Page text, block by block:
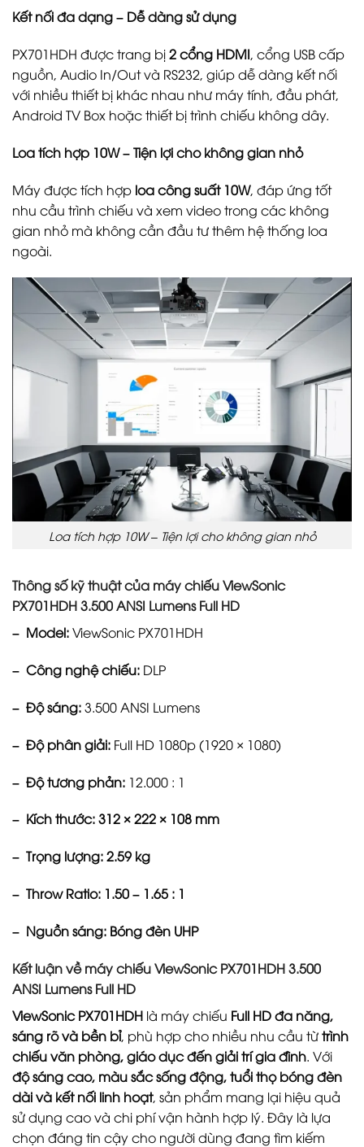
Kết nối đa dạng – Dễ dàng sử dụng
PX701HDH được trang bị2 cổng HDMI, cổng USB cấp
nguồn, Audio In/Out và RS232, giúp dễ dàng kết nối
với nhiều thiết bị khác nhau như máy tính, đầu phát,
Android TV Box hoặc thiết bị trình chiếu không dây.
Loa tích hợp 10W – Tiện lợi cho không gian nhỏ
Máy được tích hợp loa công suất 10W, đáp ứng tốt
nhu cầu trình chiếu và xem video trong các không
gian nhỏ mà không cần đầu tư thêm hệ thống loa
ngoài.
Loa tích hợp 10W – Tiện lợi cho không gian nhỏ
Thông số kỹ thuật của máy chiếu ViewSonic
PX701HDH 3.500 ANSI Lumens Full HD
– Model:ViewSonic PX701HDH
– Công nghệ chiếu: DLP
– Độ sáng:3.500 ANSI Lumens
– Độ phân giải: Full HD 1080p (1920 × 1080)
– Độ tương phản: 12.000 : 1
– Kích thước:312 × 222 × 108 mm
– Trọng lượng:2.59 kg
– Throw Ratio: 1.50 – 1.65 : 1
– Nguồn sáng: Bóng đèn UHP
Kết luận về máy chiếu ViewSonic PX701HDH 3.500
ANSI Lumens Full HD
ViewSonic PX701HDH là máy chiếu Full HD đa năng,
sáng rõ và bền bỉ, phù hợp cho nhiều nhu cầu từtrình
chiếu văn phòng, giáo dục đến giải trí gia đình. Với
độ sáng cao, màu sắc sống động, tuổi thọ bóng đèn
dài và kết nối linh hoạt, sản phẩm mang lại hiệu quả
sử dụng cao và chi phí vận hành hợp lý. Đây là lựa
chọn đáng tin cậy cho người dùng đang tìm kiếm